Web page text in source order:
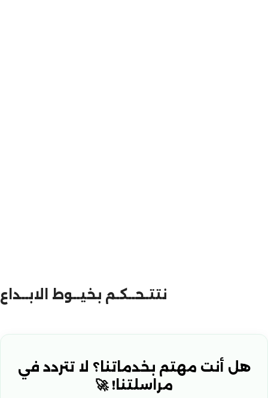
نتتـحــكـم بخيــوط الابــداع
هل أنت مهتم بخدماتنا؟ لا تتردد في
مراسلتنا! 🚀